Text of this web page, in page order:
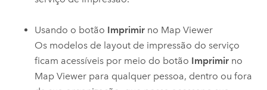
Usando o botão Imprimir no Map Viewer
Os modelos de layout de impressão do serviço
ficam acessíveis por meio do botão Imprimir no
Map Viewer para qualquer pessoa, dentro ou fora